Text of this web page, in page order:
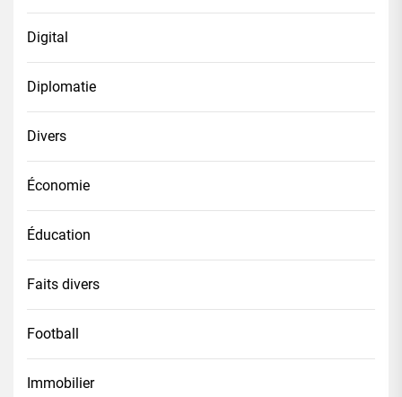
Digital
Diplomatie
Divers
Économie
Éducation
Faits divers
Football
Immobilier